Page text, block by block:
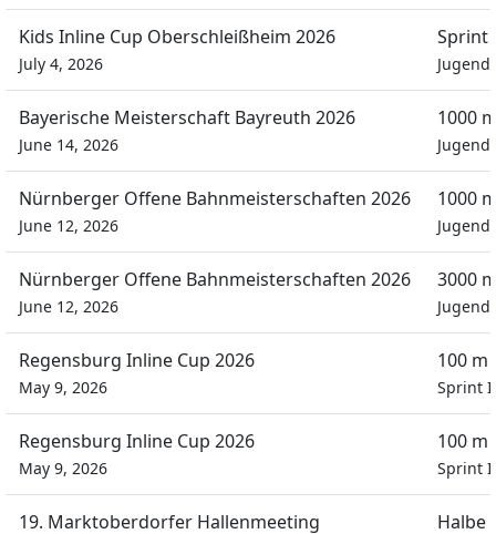
Kids Inline Cup Oberschleißheim 2026
July 4, 2026
Sprint
Jugend
Bayerische Meisterschaft Bayreuth 2026
June 14, 2026
1000
Jugend
Nürnberger Offene Bahnmeisterschaften 2026
June 12, 2026
1000
Jugend
Nürnberger Offene Bahnmeisterschaften 2026
June 12, 2026
3000
Jugend
Regensburg Inline Cup 2026
May 9, 2026
100 m
Sprint
Regensburg Inline Cup 2026
May 9, 2026
100 m
Sprint
19. Marktoberdorfer Hallenmeeting Halbe